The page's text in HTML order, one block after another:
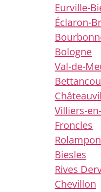
Eurville-
Éclaron-
Bologne
Val-de-
Villiers-
Froncles
Biesles
Rives
Chevillon